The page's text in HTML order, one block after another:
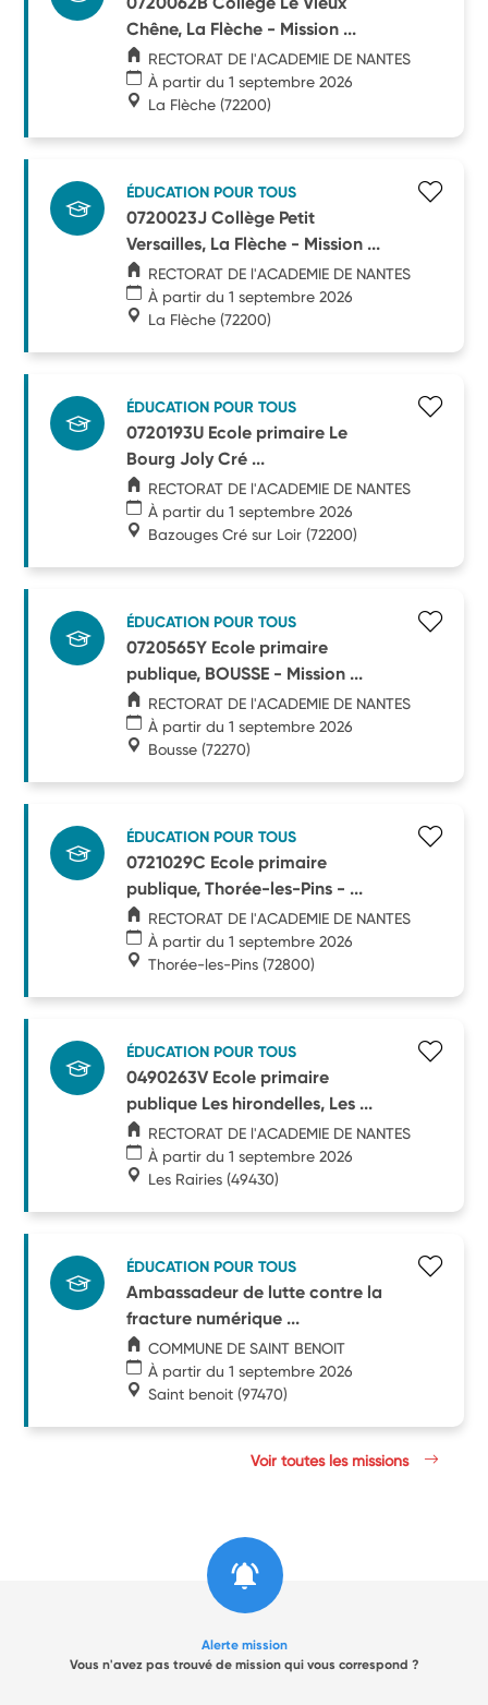
Chêne, La Flèche - Mission ...
RECTORAT DE l'ACADEMIE DE NANTES
À partir du 1 septembre 2026
La Flèche (72200)
ÉDUCATION POUR TOUS
0720023J Collège Petit
Versailles, La Flèche - Mission ...
RECTORAT DE l'ACADEMIE DE NANTES
À partir du 1 septembre 2026
La Flèche (72200)
ÉDUCATION POUR TOUS
0720193U Ecole primaire Le
Bourg Joly Cré ...
RECTORAT DE l'ACADEMIE DE NANTES
À partir du 1 septembre 2026
Bazouges Cré sur Loir (72200)
ÉDUCATION POUR TOUS
0720565Y Ecole primaire
publique, BOUSSE - Mission ...
RECTORAT DE l'ACADEMIE DE NANTES
À partir du 1 septembre 2026
Bousse (72270)
ÉDUCATION POUR TOUS
0721029C Ecole primaire
publique, Thorée-les-Pins - ...
RECTORAT DE l'ACADEMIE DE NANTES
À partir du 1 septembre 2026
Thorée-les-Pins (72800)
ÉDUCATION POUR TOUS
0490263V Ecole primaire
publique Les hirondelles, Les ...
RECTORAT DE l'ACADEMIE DE NANTES
À partir du 1 septembre 2026
Les Rairies (49430)
ÉDUCATION POUR TOUS
Ambassadeur de lutte contre la
fracture numérique ...
COMMUNE DE SAINT BENOIT
À partir du 1 septembre 2026
Saint benoit (97470)
Voir toutes les missions
Alerte mission
Vous n'avez pas trouvé de mission qui vous correspond ?